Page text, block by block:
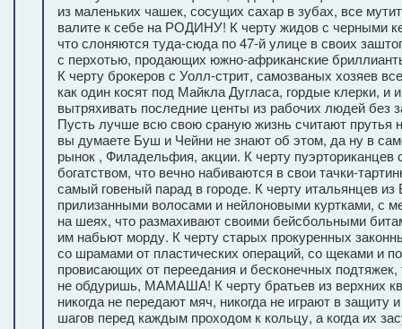
из маленьких чашек, сосущих сахар в зубах, все
валите к себе на РОДИНУ! К черту жидов с черными
что слоняются туда-сюда по 47-й улице в своих
с перхотью, продающих южно-африканские
К черту брокеров с Уолл-стрит, самозваных хозяев
как один косят под Майкла Дугласа, гордые клерки,
вытряхивать последние центы из рабочих людей без
Пусть лучше всю свою сраную жизнь считают прутья
вы думаете Буш и Чейни не знают об этом, да ну в
рынок , Филадельфия, акции. К черту пуэрториканцев
богатством, что вечно набиваются в свои тачки-
самый говеный парад в городе. К черту итальянцев из
прилизанными волосами и нейлоновыми куртками, с
на шеях, что размахивают своими бейсбольными
им набьют морду. К черту старых прокуренных
со шрамами от пластических операций, со щеками и
провисающих от переедания и бесконечных подтяжек,
не обдуришь, МАМАША! К черту братьев из верхних
никогда не передают мяч, никогда не играют в защиту
шагов перед каждым проходом к кольцу, а когда их